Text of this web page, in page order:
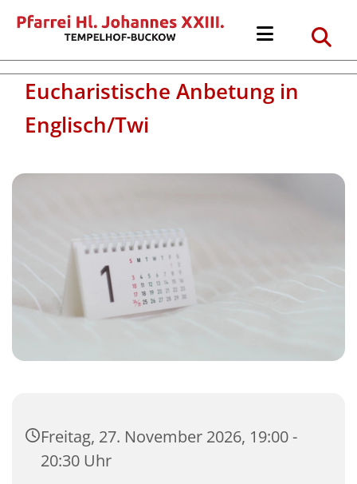
Eucharistische Anbetung in
Englisch/Twi
Freitag, 27. November 2026, 19:00 -
20:30 Uhr